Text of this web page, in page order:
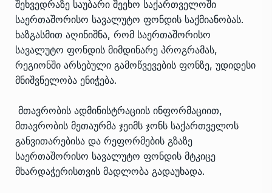
შეხვედრაზე საუბარი შეეხო საქართველოში
საერთაშორისო სავალუტო ფონდის საქმიანობას.
ხაზგასმით აღინიშნა, რომ საერთაშორისო
სავალუტო ფონდის მიმდინარე პროგრამას,
რეგიონში არსებული გამოწვევების ფონზე, უდიდესი
მნიშვნელობა ენიჭება.
მთავრობის ადმინისტრაციის ინფორმაციით,
მთავრობის მეთაურმა ჯეიმს ჯონს საქართველოს
განვითარებისა და რეფორმების გზაზე
საერთაშორისო სავალუტო ფონდის მტკიცე
მხარდაჭერისთვის მადლობა გადაუხადა.